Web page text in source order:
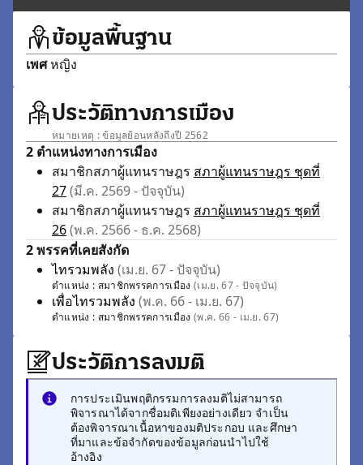
ข้อมูลพื้นฐาน
เพศหญิง
ประวัติทางการเมือง
หมายเหตุ : ข้อมูลย้อนหลังถึงปี 2562
2 ตำแหน่งทางการเมือง
สมาชิกสภาผู้แทนราษฎร สภาผู้แทนราษฎร ชุดที่
27(มี.ค. 2569 - ปัจจุบัน)
สมาชิกสภาผู้แทนราษฎร สภาผู้แทนราษฎร ชุดที่
26(พ.ค. 2566 - ธ.ค. 2568)
2 พรรคที่เคยสังกัด
ไทรวมพลัง (เม.ย. 67 - ปัจจุบัน)
ตำแหน่ง : สมาชิกพรรคการเมือง(เม.ย. 67 - ปัจจุบัน)
เพื่อไทรวมพลัง (พ.ค. 66 - เม.ย. 67)
ตำแหน่ง : สมาชิกพรรคการเมือง(พ.ค. 66 - เม.ย. 67)
ประวัติการลงมติ
การประเมินพฤติกรรมการลงมติไม่สามารถ
พิจารณาได้จากชื่อมติเพียงอย่างเดียว จำเป็น
ต้องพิจารณาเนื้อหาของมติประกอบ และศึกษา
ที่มาและข้อจำกัดของข้อมูลก่อนนำไปใช้
อ้างอิง